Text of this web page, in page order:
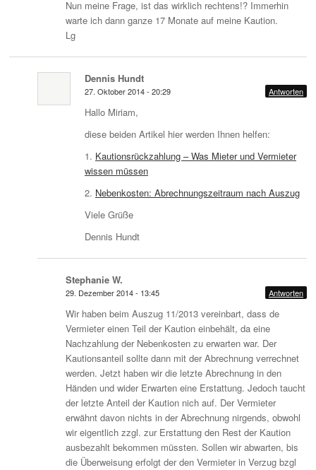
Nun meine Frage, ist das wirklich rechtens!? Immerhin
warte ich dann ganze 17 Monate auf meine Kaution.
Lg
Dennis Hundt
27. Oktober 2014 - 20:29 Antworten
Hallo Miriam,
diese beiden Artikel hier werden Ihnen helfen:
1. Kautionsrückzahlung – Was Mieter und Vermieter
wissen müssen
2. Nebenkosten: Abrechnungszeitraum nach Auszug
Viele Grüße
Dennis Hundt
Stephanie W.
29. Dezember 2014 - 13:45 Antworten
Wir haben beim Auszug 11/2013 vereinbart, dass de
Vermieter einen Teil der Kaution einbehält, da eine
Nachzahlung der Nebenkosten zu erwarten war. Der
Kautionsanteil sollte dann mit der Abrechnung verrechnet
werden. Jetzt haben wir die letzte Abrechnung in den
Händen und wider Erwarten eine Erstattung. Jedoch taucht
der letzte Anteil der Kaution nich auf. Der Vermieter
erwähnt davon nichts in der Abrechnung nirgends, obwohl
wir eigentlich zzgl. zur Erstattung den Rest der Kaution
ausbezahlt bekommen müssten. Sollen wir abwarten, bis
die Überweisung erfolgt der den Vermieter in Verzug bzgl